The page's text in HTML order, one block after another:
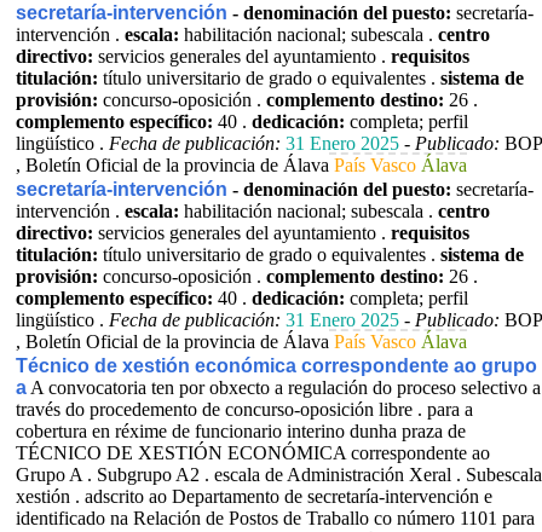
secretaría-intervención - denominación del puesto: secretaría-
intervención . escala: habilitación nacional; subescala . centro
directivo: servicios generales del ayuntamiento . requisitos
titulación: título universitario de grado o equivalentes . sistema de
provisión: concurso-oposición . complemento destino: 26 .
complemento específico: 40 . dedicación: completa; perfil
lingüístico . Fecha de publicación: 31 Enero 2025 - Publicado: BOP
, Boletín Oficial de la provincia de Álava País Vasco Álava
secretaría-intervención - denominación del puesto: secretaría-
intervención . escala: habilitación nacional; subescala . centro
directivo: servicios generales del ayuntamiento . requisitos
titulación: título universitario de grado o equivalentes . sistema de
provisión: concurso-oposición . complemento destino: 26 .
complemento específico: 40 . dedicación: completa; perfil
lingüístico . Fecha de publicación: 31 Enero 2025 - Publicado: BOP
, Boletín Oficial de la provincia de Álava País Vasco Álava
Técnico de xestión económica correspondente ao grupo
a A convocatoria ten por obxecto a regulación do proceso selectivo a
través do procedemento de concurso-oposición libre . para a
cobertura en réxime de funcionario interino dunha praza de
TÉCNICO DE XESTIÓN ECONÓMICA correspondente ao
Grupo A . Subgrupo A2 . escala de Administración Xeral . Subescala
xestión . adscrito ao Departamento de secretaría-intervención e
identificado na Relación de Postos de Traballo co número 1101 para